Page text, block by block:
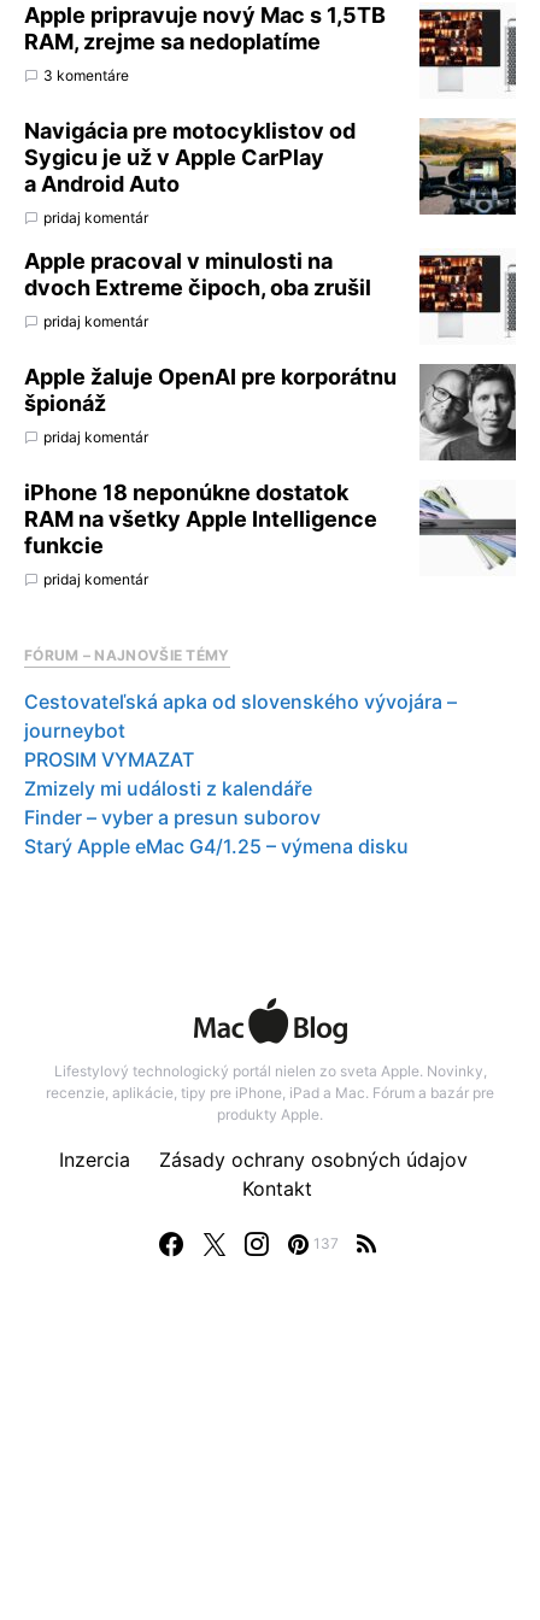
Apple pripravuje nový Mac s 1,5TB
RAM, zrejme sa nedoplatíme
3 komentáre
Navigácia pre motocyklistov od
Sygicu je už v Apple CarPlay
a Android Auto
pridaj komentár
Apple pracoval v minulosti na
dvoch Extreme čipoch, oba zrušil
pridaj komentár
Apple žaluje OpenAI pre korporátnu
špionáž
pridaj komentár
iPhone 18 neponúkne dostatok
RAM na všetky Apple Intelligence
funkcie
pridaj komentár
FÓRUM – NAJNOVŠIE TÉMY
Cestovateľská apka od slovenského vývojára –
journeybot
PROSIM VYMAZAT
Zmizely mi události z kalendáře
Finder – vyber a presun suborov
Starý Apple eMac G4/1.25 – výmena disku
Lifestylový technologický portál nielen zo sveta Apple. Novinky,
recenzie, aplikácie, tipy pre iPhone, iPad a Mac. Fórum a bazár pre
produkty Apple.
137
Inzercia
Zásady ochrany osobných údajov
Kontakt